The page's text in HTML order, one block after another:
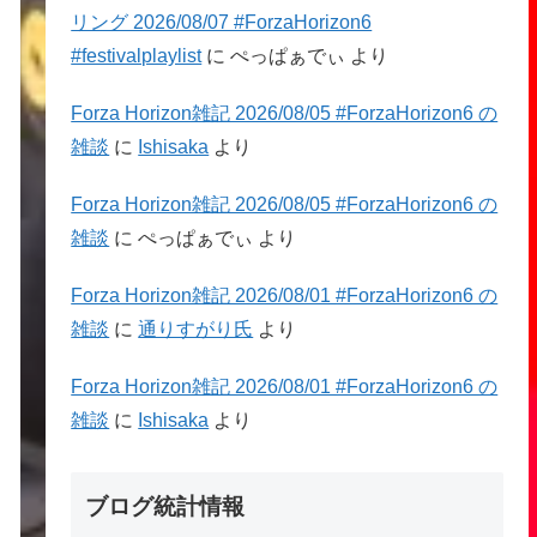
リング 2026/08/07 #ForzaHorizon6
#festivalplaylistにぺっぱぁでぃ より
Forza Horizon雑記 2026/08/05 #ForzaHorizon6 の
雑談 に Ishisaka より
Forza Horizon雑記 2026/08/05 #ForzaHorizon6 の
雑談 にぺっぱぁでぃ より
Forza Horizon雑記 2026/08/01 #ForzaHorizon6 の
雑談 に通りすがり氏 より
Forza Horizon雑記 2026/08/01 #ForzaHorizon6 の
雑談 に Ishisaka より
ブログ統計情報